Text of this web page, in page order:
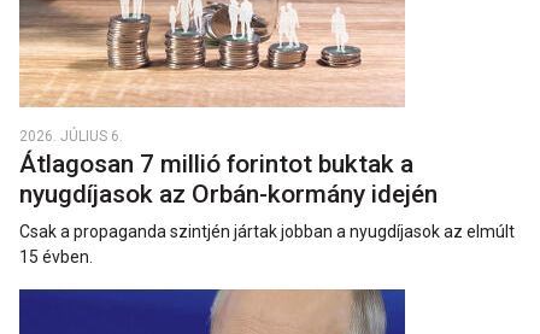
2026. JÚLIUS 6.
Átlagosan 7 millió forintot buktak a
nyugdíjasok az Orbán-kormány idején
Csak a propaganda szintjén jártak jobban a nyugdíjasok az elmúlt
15 évben.